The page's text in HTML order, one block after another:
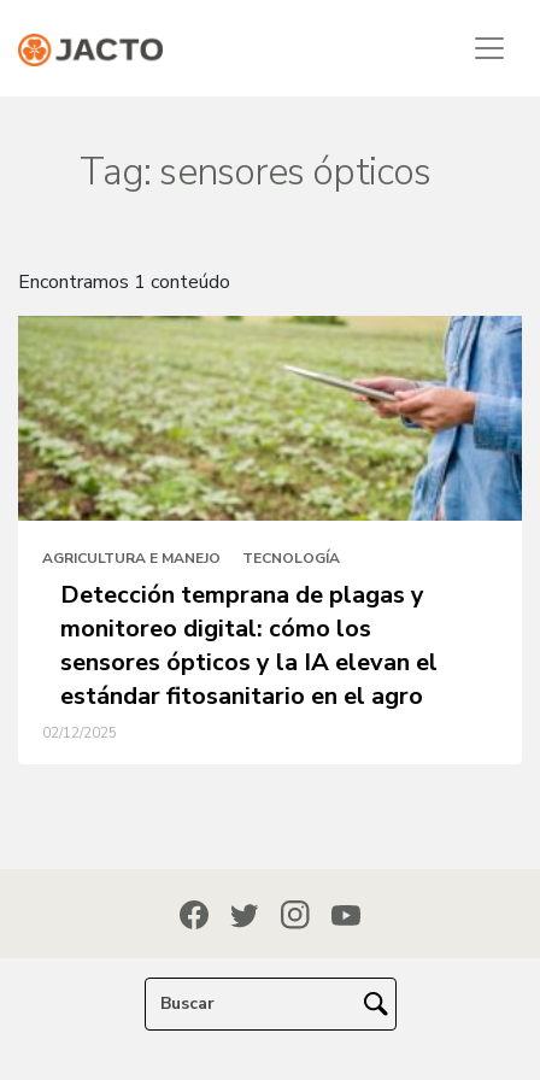
Tag: sensores ópticos
Encontramos 1 conteúdo
AGRICULTURA E MANEJO TECNOLOGÍA
Detección temprana de plagas y
monitoreo digital: cómo los
sensores ópticos y la IA elevan el
estándar fitosanitario en el agro
02/12/2025